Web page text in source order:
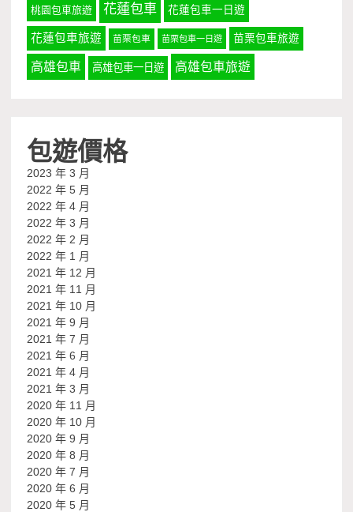
桃園包車旅遊 花蓮包車 花蓮包車一日遊
花蓮包車旅遊 苗栗包車 苗栗包車一日遊 苗栗包車旅遊
高雄包車 高雄包車一日遊 高雄包車旅遊
包遊價格
2023 年 3 月
2022 年 5 月
2022 年 4 月
2022 年 3 月
2022 年 2 月
2022 年 1 月
2021 年 12 月
2021 年 11 月
2021 年 10 月
2021 年 9 月
2021 年 7 月
2021 年 6 月
2021 年 4 月
2021 年 3 月
2020 年 11 月
2020 年 10 月
2020 年 9 月
2020 年 8 月
2020 年 7 月
2020 年 6 月
2020 年 5 月